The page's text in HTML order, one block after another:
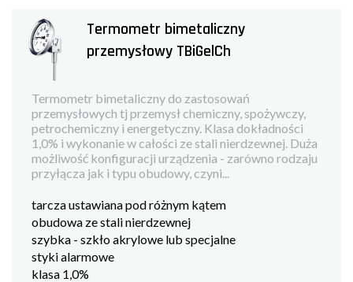
Termometr bimetaliczny
przemysłowy TBiGelCh
Termometr bimetaliczny do zastosowań
przemysłowych tj przemysł chemiczny, spożywczy,
petrochemiczny i energetyczny. Klasa dokładności
1,0% i wykonanie w całości ze stali nierdzewnej. Duża
możliwość konfiguracji urządzenia - zarówno rodzaju
przyłącza jak i typu obudowy, czyni...
tarcza ustawiana pod różnym kątem
obudowa ze stali nierdzewnej
szybka - szkło akrylowe lub specjalne
styki alarmowe
klasa 1,0%